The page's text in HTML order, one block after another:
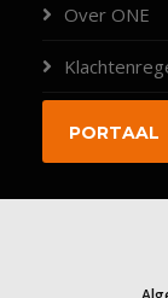
Over ONE
PORTAAL